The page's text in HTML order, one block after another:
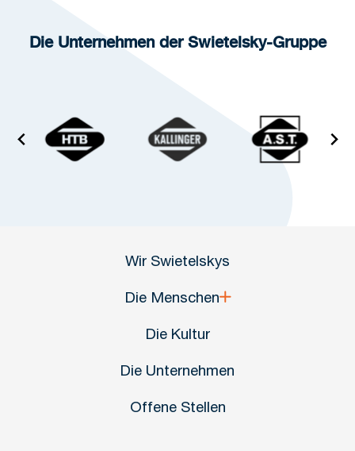
Die Unternehmen der Swietelsky-Gruppe
Wir Swietelskys
Die Menschen
Die Kultur
Die Unternehmen
Offene Stellen